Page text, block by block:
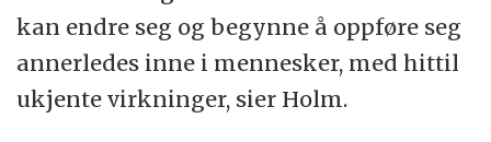
kan endre seg og begynne å oppføre seg
annerledes inne i mennesker, med hittil
ukjente virkninger, sier Holm.